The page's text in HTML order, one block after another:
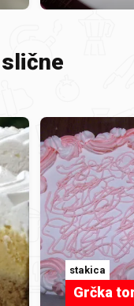
stakica
Grčka